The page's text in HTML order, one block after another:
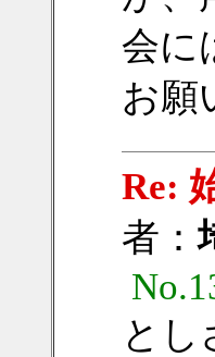
会に
お願
Re:
者：
とし